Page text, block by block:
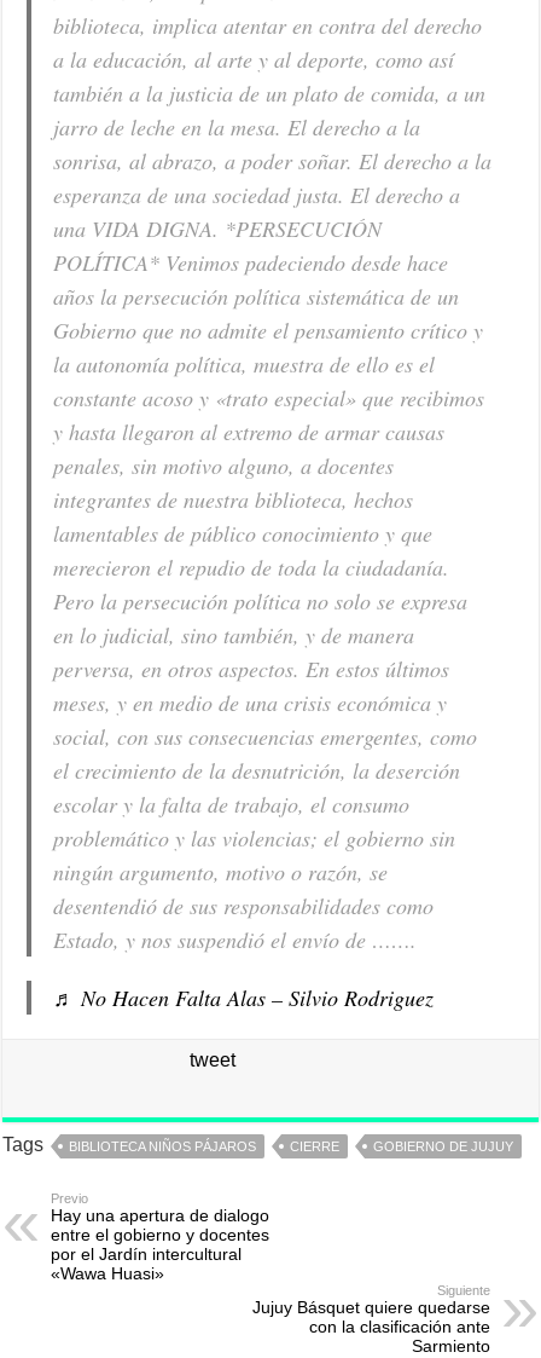
biblioteca, implica atentar en contra del derecho
a la educación, al arte y al deporte, como así
también a la justicia de un plato de comida, a un
jarro de leche en la mesa. El derecho a la
sonrisa, al abrazo, a poder soñar. El derecho a la
esperanza de una sociedad justa. El derecho a
una VIDA DIGNA. *PERSECUCIÓN
POLÍTICA* Venimos padeciendo desde hace
años la persecución política sistemática de un
Gobierno que no admite el pensamiento crítico y
la autonomía política, muestra de ello es el
constante acoso y «trato especial» que recibimos
y hasta llegaron al extremo de armar causas
penales, sin motivo alguno, a docentes
integrantes de nuestra biblioteca, hechos
lamentables de público conocimiento y que
merecieron el repudio de toda la ciudadanía.
Pero la persecución política no solo se expresa
en lo judicial, sino también, y de manera
perversa, en otros aspectos. En estos últimos
meses, y en medio de una crisis económica y
social, con sus consecuencias emergentes, como
el crecimiento de la desnutrición, la deserción
escolar y la falta de trabajo, el consumo
problemático y las violencias; el gobierno sin
ningún argumento, motivo o razón, se
desentendió de sus responsabilidades como
Estado, y nos suspendió el envío de …….
♬ No Hacen Falta Alas – Silvio Rodriguez
tweet
Tags BIBLIOTECA NIÑOS PÁJAROS CIERRE GOBIERNO DE JUJUY
Previo
Hay una apertura de dialogo
entre el gobierno y docentes
por el Jardín intercultural
«Wawa Huasi»
Siguiente
Jujuy Básquet quiere quedarse
con la clasificación ante
Sarmiento